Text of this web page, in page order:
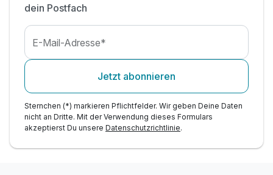
dein Postfach
E-Mail-Adresse*
Jetzt abonnieren
Sternchen (*) markieren Pflichtfelder. Wir geben Deine Daten
nicht an Dritte. Mit der Verwendung dieses Formulars
akzeptierst Du unsere Datenschutzrichtlinie.